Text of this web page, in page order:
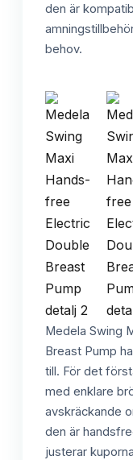
den är
behov.
Medela Swing
Breast Pump
till. För det
med enklare
avskräckande
den är
justerar